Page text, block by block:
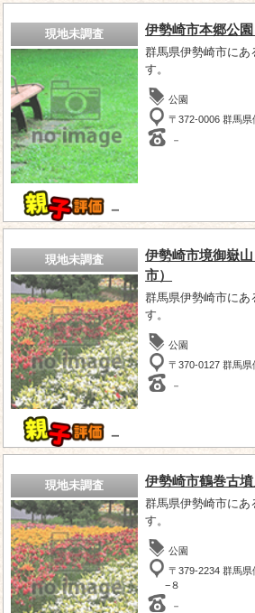
現地未調査
－
伊勢崎市本郷公園
群馬県伊勢崎市にあ
す。
公園
〒372-0006 群馬
－
現地未調査
－
伊勢崎市境御嶽
市）
群馬県伊勢崎市にあ
す。
公園
〒370-0127 群馬県
－
現地未調査 伊勢崎市鶴巻古墳
群馬県伊勢崎市にあ
す。
公園
〒379-2234 群馬
−８
－